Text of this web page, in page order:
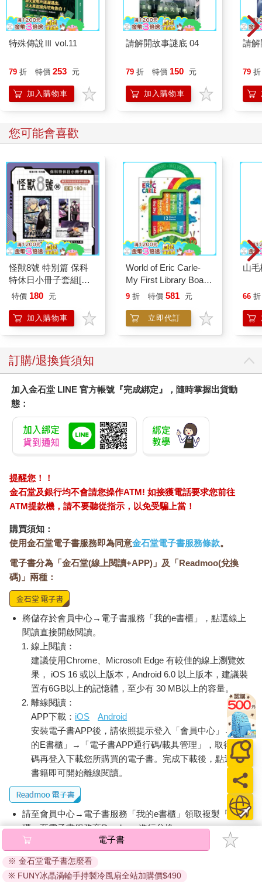
特殊傳說Ⅲ vol.11
79 折 特價 253 元
加入購物車
請解開故事謎底 04
79 折 特價 150 元
加入購物車
請解
79 折
您可能會喜歡
怪獸8號 特別篇 保科
特休日小冊子套組[限
加購]
特價 180 元
加入購物車
World of Eric Carle-
My First Library Board
Book Block Set
9 折 特價 581 元
立即代訂
山
66 折
訂購/退換貨須知
加入金石堂 LINE 官方帳號『完成綁定』，隨時掌握出貨動
態：
提醒您！！
金石堂及銀行均不會請您操作ATM! 如接獲電話要求您前往
ATM提款機，請不要聽從指示，以免受騙上當！
購買須知：
使用金石堂電子書服務即為同意金石堂電子書服務條款。
電子書分為「金石堂(線上閱讀+APP)」及「Readmoo(兌換
碼)」兩種：
將儲存於會員中心→電子書服務「我的e書櫃」，點選線上
閱讀直接開啟閱讀。
線上閱讀：
建議使用Chrome、Microsoft Edge 有較佳的線上瀏覽效
果， iOS 16 或以上版本，Android 6.0 以上版本，建議裝
置有6GB以上的記憶體，至少有 30 MB以上的容量。
離線閱讀：
APP下載： iOS
Android
安裝電子書APP後，請依照提示登入「會員中心」→「我
的E書櫃」→「電子書APP通行碼/載具管理」，取得通行
碼再登入下載您所購買的電子書。完成下載後，點選任一
書籍即可開始離線閱讀。
請至會員中心→電子書服務「我的e書櫃」領取複製『兌換
碼』至電子書服務商Readmoo進行兌換。
退換貨須知：
因版權保護，您在金石堂所購買的電子書僅能以金石堂專屬
的閱讀軟體開啟閱讀，無法以其他閱讀器或直接下載檔案。
電子書
※ 金石堂電子書怎麼看
※ FUNY冰晶渦輪手持製冷風扇全站加購價$490